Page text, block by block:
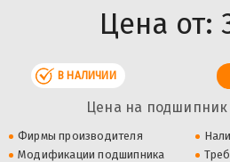
Цена от:
В НАЛИЧИИ
Цена на подшипник
Фирмы производителя
Модификации подшипника